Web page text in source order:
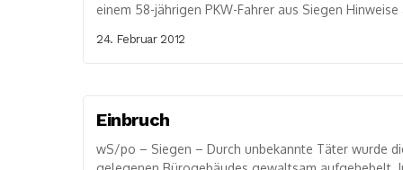
einem 58-jährigen PKW-Fahrer aus Siegen Hinweise
24. Februar 2012
Einbruch
wS/po – Siegen – Durch unbekannte Täter wurde